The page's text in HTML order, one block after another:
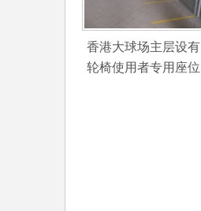
香港大球场主层设有
轮椅使用者专用座位